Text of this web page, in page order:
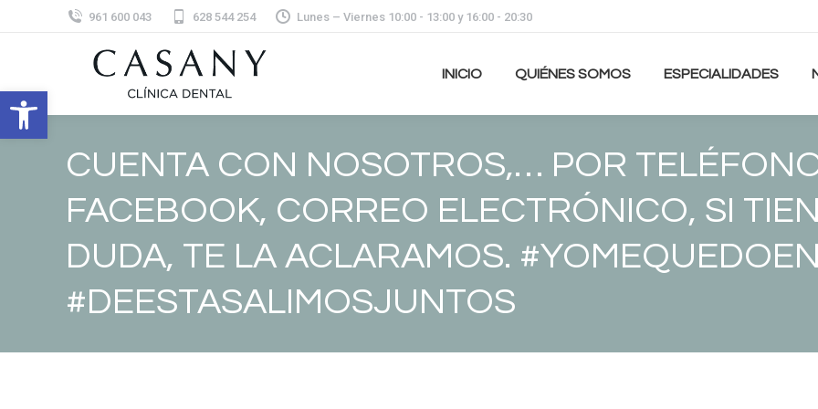
Abrir barra de herramientas
961 600 043 628 544 254 Lunes – Viernes 10:00 - 13:00 y 16:00 - 20:30
INICIO QUIÉNES SOMOS ESPECIALIDADES
CUENTA CON NOSOTROS,… POR
FACEBOOK, CORREO ELECTRÓNICO, SI
DUDA, TE LA ACLARAMOS.
#DEESTASALIMOSJUNTOS